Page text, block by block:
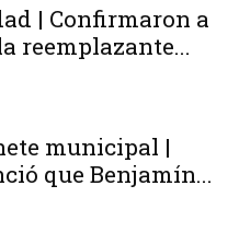
| Confirmaron a
reemplazante...
municipal |
que Benjamín...